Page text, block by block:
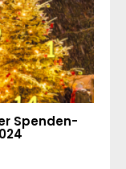
Spenden-